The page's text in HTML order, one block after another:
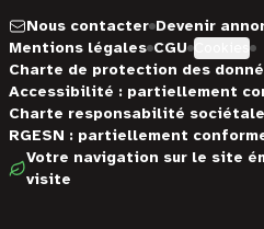
Nous contacter Devenir
Mentions légales CGU
Charte de protection des
Accessibilité : partiellement
Charte responsabilité
RGESN : partiellement
Votre navigation sur le site
visite